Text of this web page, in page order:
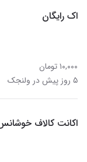
اک رایگان
۱۰,۰۰۰ تومان
۵ روز پیش در ولنجک
اکانت کالاف